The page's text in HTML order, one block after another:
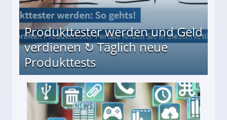
Produkttester werden und Geld
verdienen ↻ Täglich neue
Produkttests
↻ Täglich neue Produkttests